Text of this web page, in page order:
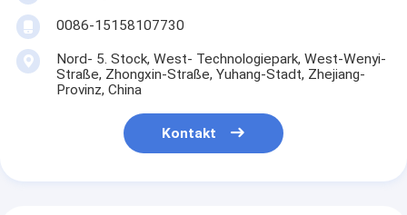
0086-15158107730
Nord- 5. Stock, West- Technologiepark, West-Wenyi-
Straße, Zhongxin-Straße, Yuhang-Stadt, Zhejiang-
Provinz, China
Kontakt